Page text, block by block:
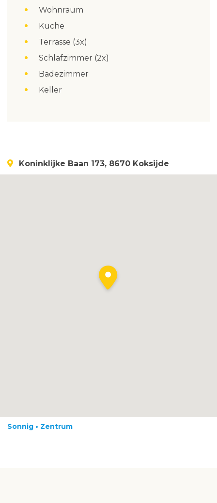
Wohnraum
Küche
Terrasse (3x)
Schlafzimmer (2x)
Badezimmer
Keller
Koninklijke Baan 173, 8670 Koksijde
Sonnig • Zentrum